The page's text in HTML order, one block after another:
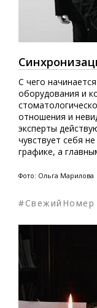
С чего
оборудования и
отношения и
эксперты
чувствует себя
графике, а
Фото: Ольга Марилова
#СвежийНомер